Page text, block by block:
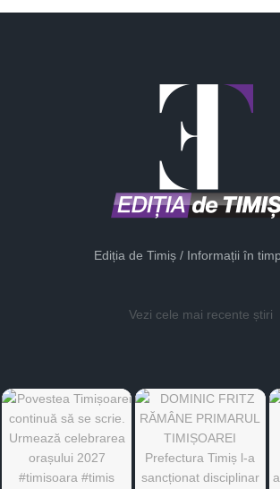
Ediția de Timiș / Informații în
Vezi cele mai recente știri